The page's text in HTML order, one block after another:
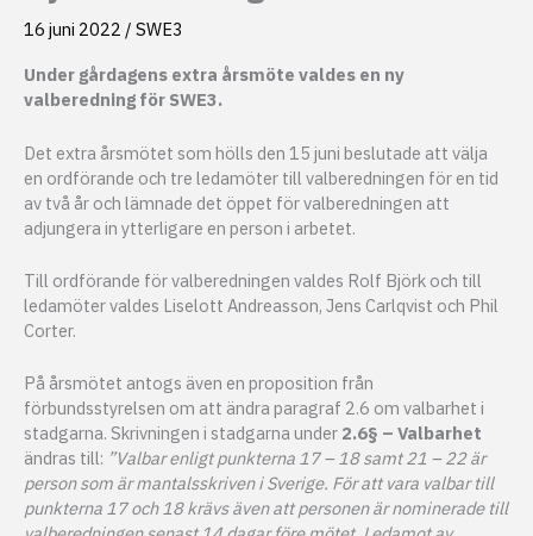
16 juni 2022 / SWE3
Under gårdagens extra årsmöte valdes en ny
valberedning för SWE3.
Det extra årsmötet som hölls den 15 juni beslutade att välja
en ordförande och tre ledamöter till valberedningen för en tid
av två år och lämnade det öppet för valberedningen att
adjungera in ytterligare en person i arbetet.
Till ordförande för valberedningen valdes Rolf Björk och till
ledamöter valdes Liselott Andreasson, Jens Carlqvist och Phil
Corter.
På årsmötet antogs även en proposition från
förbundsstyrelsen om att ändra paragraf 2.6 om valbarhet i
stadgarna. Skrivningen i stadgarna under 2.6§ – Valbarhet
ändras till: ”Valbar enligt punkterna 17 – 18 samt 21 – 22 är
person som är mantalsskriven i Sverige. För att vara valbar till
punkterna 17 och 18 krävs även att personen är nominerade till